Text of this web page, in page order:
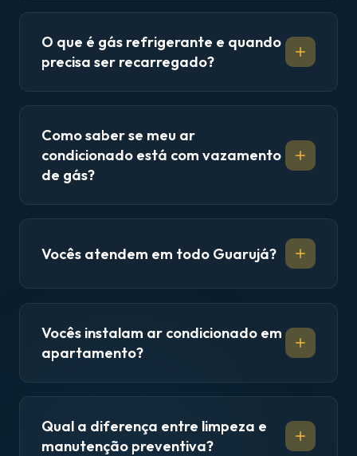
O que é gás refrigerante e quando
precisa ser recarregado?
Como saber se meu ar
condicionado está com vazamento
de gás?
Vocês atendem em todo Guarujá?
Vocês instalam ar condicionado em
apartamento?
Qual a diferença entre limpeza e
manutenção preventiva?